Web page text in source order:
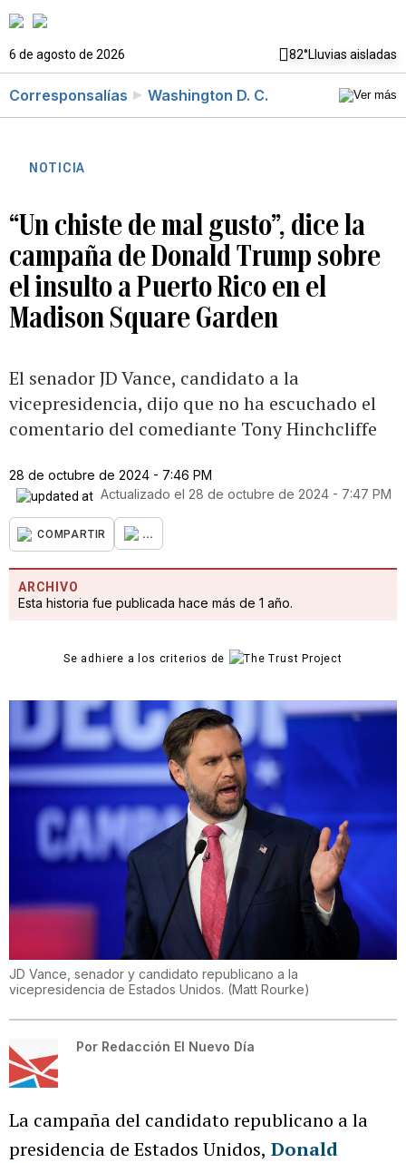
6 de agosto de 2026 82°Lluvias aisladas
Corresponsalías Washington D. C.
NOTICIA
“Un chiste de mal gusto”, dice la
campaña de Donald Trump sobre
el insulto a Puerto Rico en el
Madison Square Garden
El senador JD Vance, candidato a la
vicepresidencia, dijo que no ha escuchado el
comentario del comediante Tony Hinchcliffe
28 de octubre de 2024 - 7:46 PM
Actualizado el 28 de octubre de 2024 - 7:47 PM
COMPARTIR ...
ARCHIVO
Esta historia fue publicada hace más de 1 año.
Se adhiere a los criterios de
JD Vance, senador y candidato republicano a la
vicepresidencia de Estados Unidos. (Matt Rourke)
Por Redacción El Nuevo Día
La campaña del candidato republicano a la
presidencia de Estados Unidos, Donald